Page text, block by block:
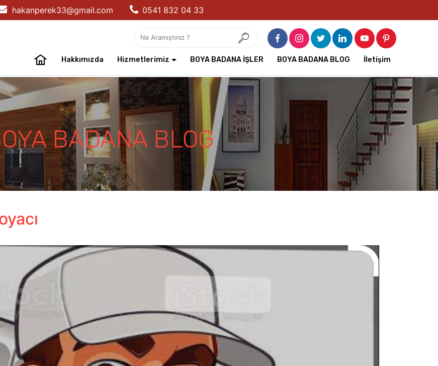
Hakkımızda Hizmetlerimiz BOYA BADANA İŞLER BOYA BADANA BLOG İletişim
hakanperek33@gmail.com 0541 832 04 33
BADANA BLOG